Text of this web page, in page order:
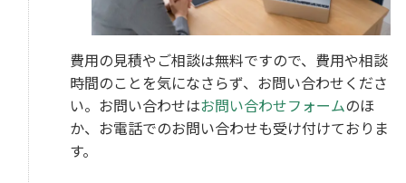
費用の見積やご相談は無料ですので、費用や相談
時間のことを気になさらず、お問い合わせくださ
い。お問い合わせはお問い合わせフォームのほ
か、お電話でのお問い合わせも受け付けておりま
す。